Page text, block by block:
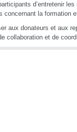
d’entretenir
concernant la formation
aux donateurs et aux
collaboration et de